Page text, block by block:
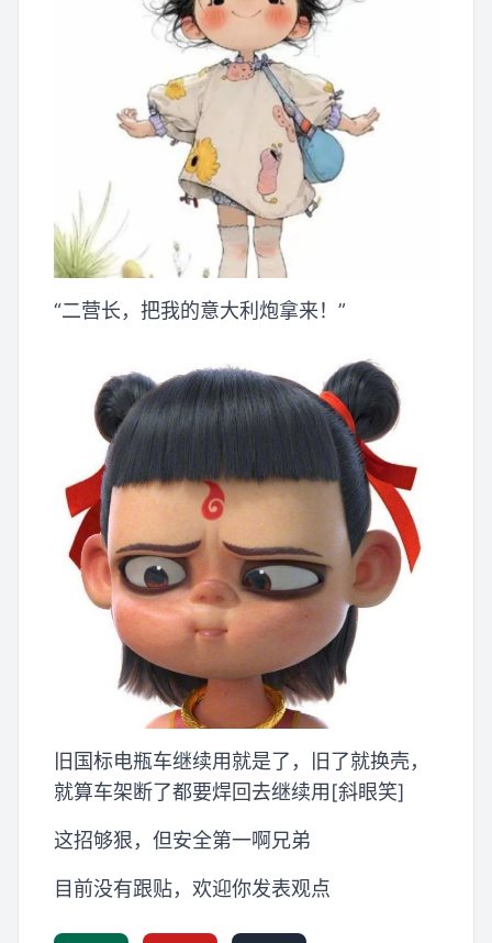
“二营长，把我的意大利炮拿来！”
旧国标电瓶车继续用就是了，旧了就换壳，
就算车架断了都要焊回去继续用[斜眼笑]
这招够狠，但安全第一啊兄弟
目前没有跟贴，欢迎你发表观点